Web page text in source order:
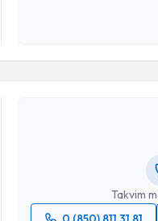
Takvim
Takvim
Randevu Takvimi Talebi
Uzm. Dr. Armağan Varol